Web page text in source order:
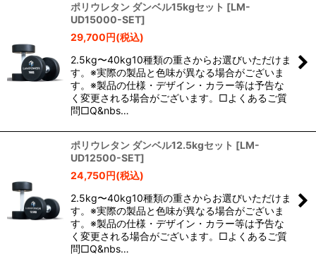
ポリウレタン ダンベル15kgセット [LM-
UD15000-SET]
29,700円(税込)
2.5kg〜40kg10種類の重さからお選びいただけま
す。※実際の製品と色味が異なる場合がございま
す。※製品の仕様・デザイン・カラー等は予告な
く変更される場合がございます。□よくあるご質
問□Q&nbs…
ポリウレタン ダンベル12.5kgセット [LM-
UD12500-SET]
24,750円(税込)
2.5kg〜40kg10種類の重さからお選びいただけま
す。※実際の製品と色味が異なる場合がございま
す。※製品の仕様・デザイン・カラー等は予告な
く変更される場合がございます。□よくあるご質
問□Q&nbs…